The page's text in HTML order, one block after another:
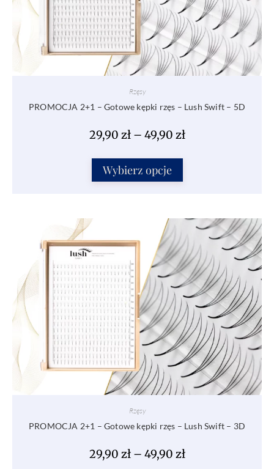
Rzęsy
PROMOCJA 2+1 – Gotowe kępki rzęs – Lush Swift – 5D
29,90 zł – 49,90 zł
Wybierz opcje
Rzęsy
PROMOCJA 2+1 – Gotowe kępki rzęs – Lush Swift – 3D
29,90 zł – 49,90 zł